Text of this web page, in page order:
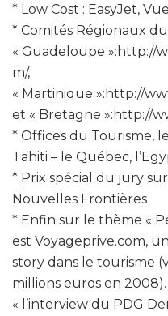
* Low Cost : EasyJet,
* Comités Régionaux
« Guadeloupe »:http://
m/,
« Martinique »:http://
et « Bretagne »:http://
* Offices du Tourisme,
Tahiti – le Québec,
* Prix spécial du jury
Nouvelles Frontières
* Enfin sur le thème «
est Voyageprive.com,
story dans le tourisme
millions euros en
« l’interview du PDG